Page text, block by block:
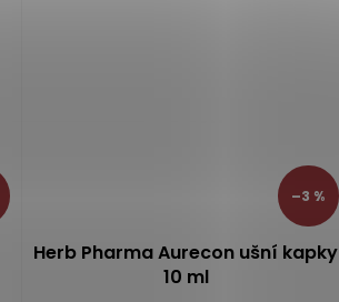
–3 %
Herb Pharma Aurecon ušní kapky
10 ml